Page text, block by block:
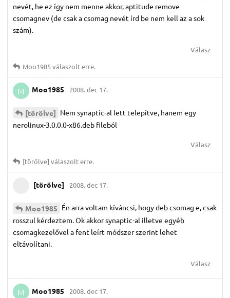
nevét, he ez így nem menne akkor, aptitude remove
csomagnev (de csak a csomag nevét írd be nem kell az a sok
szám).
Válasz
Moo1985válaszolt erre.
M Moo1985 2008. dec 17.
[törölve] Nem synaptic-al lett telepítve, hanem egy
nerolinux-3.0.0.0-x86.deb fileból
Válasz
[törölve] válaszolt erre.
[törölve] 2008. dec 17.
Moo1985 Én arra voltam kíváncsi, hogy deb csomag e, csak
rosszul kérdeztem. Ok akkor synaptic-al illetve egyéb
csomagkezelővel a fent leírt módszer szerint lehet
eltávolítani.
Válasz
M Moo1985 2008. dec 17.